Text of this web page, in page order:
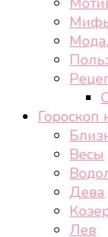
Гороскоп
Весы
Дева
Лев